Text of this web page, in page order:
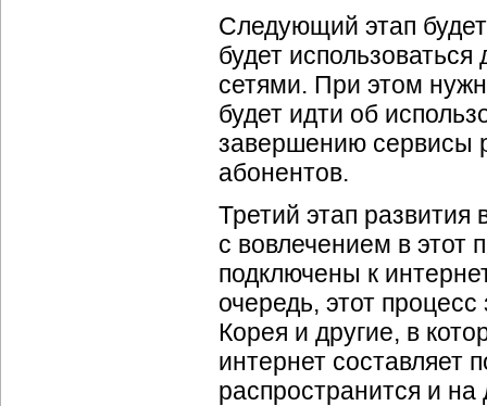
Следующий этап будет
будет
сетями. При этом
будет идти об
завершению сервисы
абонентов.
Третий этап развития
с вовлечением в этот
подключены к
очередь, этот
Корея и другие, в
интернет составляет
распространится и